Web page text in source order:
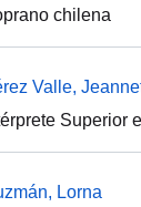
chilena
Valle,
Superior
Lorna